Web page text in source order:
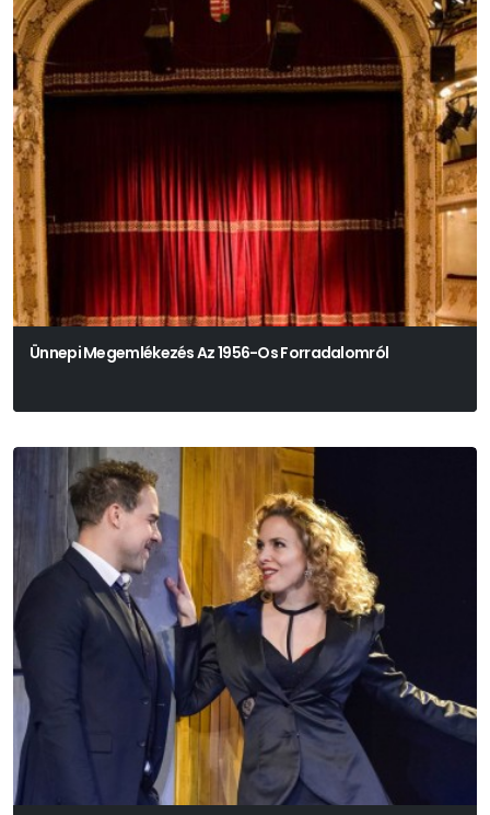
Ünnepi Megemlékezés Az 1956-Os Forradalomról